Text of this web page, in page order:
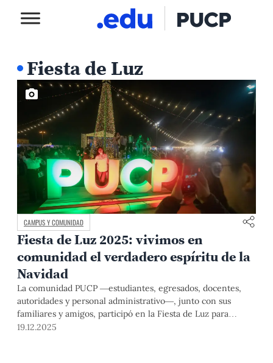
Fiesta de Luz
CAMPUS Y COMUNIDAD
Fiesta de Luz 2025: vivimos en
comunidad el verdadero espíritu de la
Navidad
La comunidad PUCP —estudiantes, egresados, docentes,
autoridades y personal administrativo—, junto con sus
familiares y amigos, participó en la Fiesta de Luz para
celebrar la Navidad y despedir el año académico.
19.12.2025